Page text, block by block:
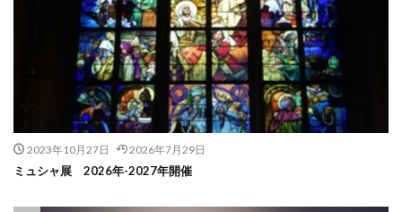
2023年10月27日 2026年7月29日
ミュシャ展 2026年-2027年開催